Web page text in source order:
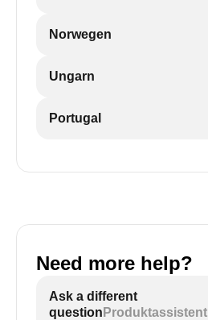
Norwegen
Ungarn
Portugal
Need more help?
Ask a different
question Produktassistent